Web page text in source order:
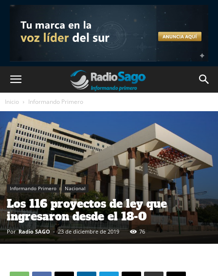
Inicio Informando Primero
Informando Primero Nacional
Los 116 proyectos de ley que
ingresaron desde el 18-O
Por Radio SAGO - 23 de diciembre de 2019 76